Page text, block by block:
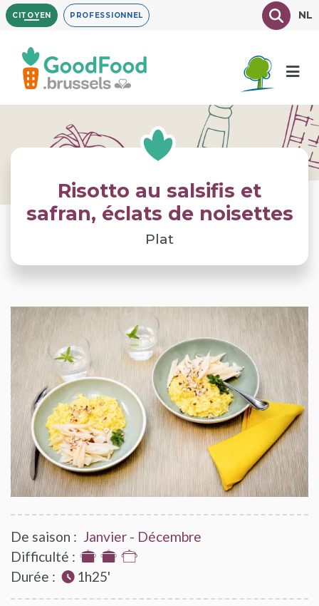
Aller
au
contenu
principal
CITOYEN PROFESSIONNEL TexteNL
Risotto au salsifis et
safran, éclats de noisettes
Plat
De saison : Janvier - Décembre
Difficulté : 2
sur
3
Durée : 1h25'